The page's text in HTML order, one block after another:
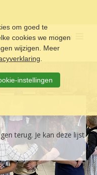
om goed te
cookies we mogen
wijzigen. Meer
instellingen
Menu
terug. Je kan deze lijst